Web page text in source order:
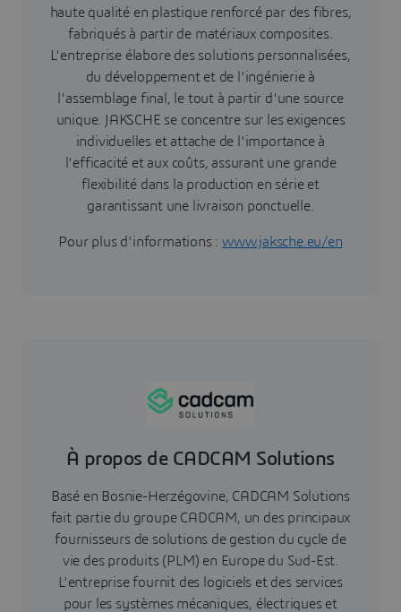
haute qualité en plastique renforcé par des fibres,
fabriqués à partir de matériaux composites.
L'entreprise élabore des solutions personnalisées,
du développement et de l'ingénierie à
l'assemblage final, le tout à partir d'une source
unique. JAKSCHE se concentre sur les exigences
individuelles et attache de l'importance à
l'efficacité et aux coûts, assurant une grande
flexibilité dans la production en série et
garantissant une livraison ponctuelle.
Pour plus d'informations : www.jaksche.eu/en
À propos de CADCAM Solutions
Basé en Bosnie-Herzégovine, CADCAM Solutions
fait partie du groupe CADCAM, un des principaux
fournisseurs de solutions de gestion du cycle de
vie des produits (PLM) en Europe du Sud-Est.
L'entreprise fournit des logiciels et des services
pour les systèmes mécaniques, électriques et